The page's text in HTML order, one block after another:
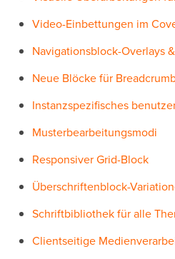
Video-Einbettungen im
Navigationsblock-Overlays
Neue Blöcke für
Instanzspezifisches
Musterbearbeitungsmodi
Responsiver Grid-Block
Überschriftenblock-
Schriftbibliothek für alle
Clientseitige